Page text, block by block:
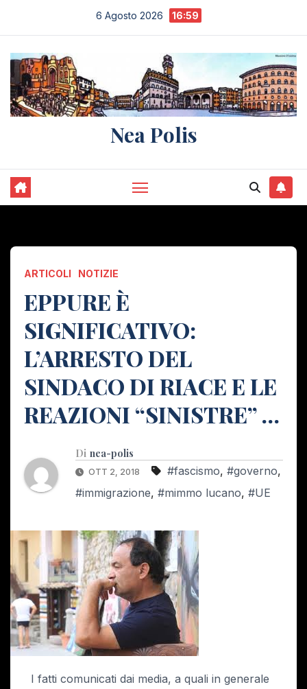
contenuto
6 Agosto 2026 16:59
Nea Polis
ARTICOLI NOTIZIE
EPPURE È
SIGNIFICATIVO:
L’ARRESTO DEL
SINDACO DI RIACE E LE
REAZIONI “SINISTRE” …
Di nea-polis
OTT 2, 2018 #fascismo, #governo,
#immigrazione, #mimmo lucano, #UE
I fatti comunicati dai media, a quali in generale